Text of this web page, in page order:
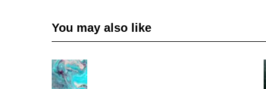
You may also like
f
o